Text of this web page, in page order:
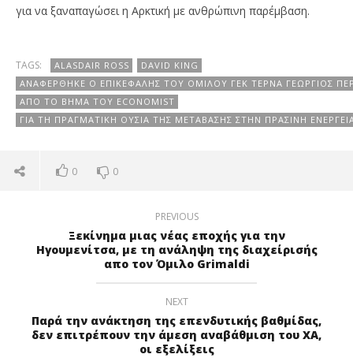
για να ξαναπαγώσει η Αρκτική με ανθρώπινη παρέμβαση.
TAGS: ALASDAIR ROSS
DAVID KING
ΑΝΑΦΈΡΘΗΚΕ Ο ΕΠΙΚΕΦΑΛΗΣ ΤΟΥ ΟΜΊΛΟΥ ΓΕΚ ΤΈΡΝΑ ΓΕΏΡΓΙΟΣ
ΑΠΌ ΤΟ ΒΉΜΑ ΤΟΥ ECONOMIST
ΓΙΑ ΤΗ ΠΡΑΓΜΑΤΙΚΉ ΟΥΣΊΑ ΤΗΣ ΜΕΤΆΒΑΣΗΣ ΣΤΗΝ ΠΡΆΣΙΝΗ
0 0
PREVIOUS
Ξεκίνημα μιας νέας εποχής για την
Ηγουμενίτσα, με τη ανάληψη της διαχείρισής
απο τον Όμιλο Grimaldi
NEXT
Παρά την ανάκτηση της επενδυτικής βαθμίδας,
δεν επιτρέπουν την άμεση αναβάθμιση του ΧΑ,
οι εξελίξεις